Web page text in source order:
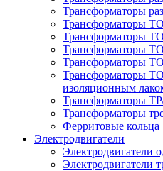
Трансформаторы
Трансформаторы
Трансформаторы
Трансформаторы
Трансформаторы
Трансформаторы
изоляционным
Трансформаторы
Трансформаторы
Ферритовые кольца
Электродвигатели
Электродвигатели
Электродвигатели